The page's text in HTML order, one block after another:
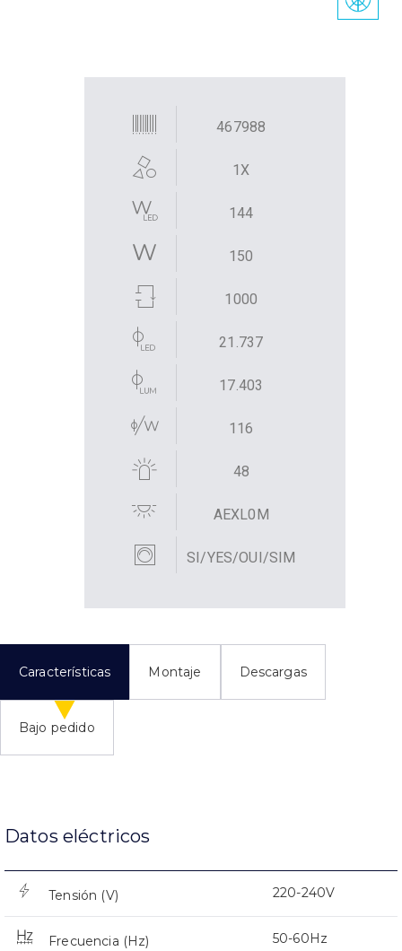
467988
1X
144
150
1000
21.737
17.403
116
48
AEXL0M
SI/YES/OUI/SIM
Características Montaje Descargas
Bajo pedido
Datos eléctricos
Tensión (V) 220-240V
Frecuencia (Hz) 50-60Hz